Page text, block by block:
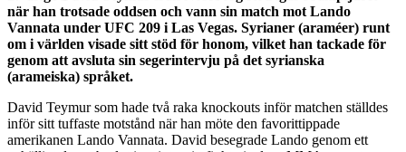
när han trotsade oddsen och vann sin match mot Lando
Vannata under UFC 209 i Las Vegas. Syrianer (araméer) runt
om i världen visade sitt stöd för honom, vilket han tackade för
genom att avsluta sin segerintervju på det syrianska
(arameiska) språket.
David Teymur som hade två raka knockouts inför matchen ställdes
inför sitt tuffaste motstånd när han möte den favorittippade
amerikanen Lando Vannata. David besegrade Lando genom ett